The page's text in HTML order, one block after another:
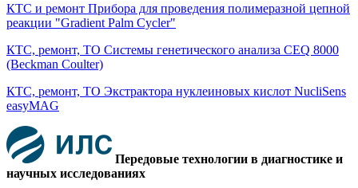
КТС и ремонт Прибора для проведения полимеразной цепной
реакции "Gradient Palm Cycler"
КТС, ремонт, ТО Системы генетического анализа CEQ 8000
(Beckman Coulter)
КТС, ремонт, ТО Экстрактора нуклеиновых кислот NucliSens
easyMAG
Передовые технологии в диагностике и
научных исследованиях